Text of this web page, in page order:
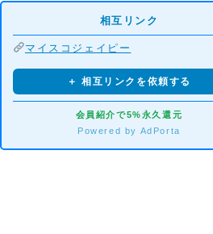
相互リンク
マイスコジェイピー
＋ 相互リンクを依頼する
会員紹介で5%永久還元
Powered by AdPorta